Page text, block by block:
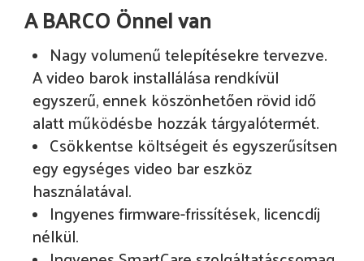
A BARCO Önnel van
Nagy volumenű telepítésekre tervezve.
A video barok installálása rendkívül
egyszerű, ennek köszönhetően rövid idő
alatt működésbe hozzák tárgyalótermét.
Csökkentse költségeit és egyszerűsítsen
egy egységes video bar eszköz
használatával.
Ingyenes firmware-frissítések, licencdíj
nélkül.